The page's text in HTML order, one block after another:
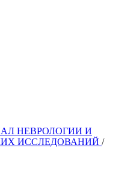
НЕВРОЛОГИИ И
ИССЛЕДОВАНИЙ /